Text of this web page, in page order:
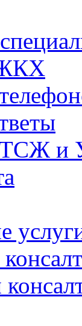
ЖКХ
ТСЖ и